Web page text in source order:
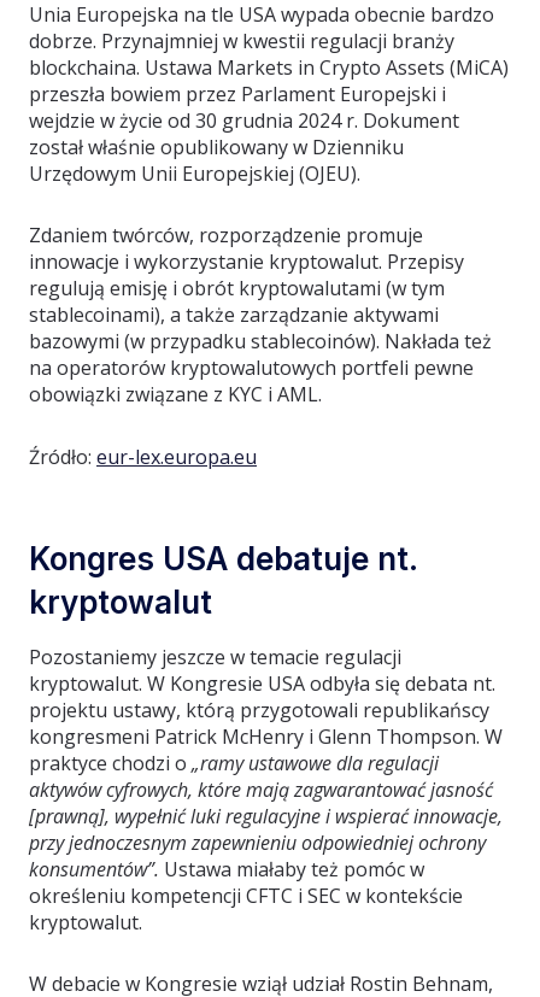
Unia Europejska na tle USA wypada obecnie bardzo
dobrze. Przynajmniej w kwestii regulacji branży
blockchaina. Ustawa Markets in Crypto Assets (MiCA)
przeszła bowiem przez Parlament Europejski i
wejdzie w życie od 30 grudnia 2024 r. Dokument
został właśnie opublikowany w Dzienniku
Urzędowym Unii Europejskiej (OJEU).
Zdaniem twórców, rozporządzenie promuje
innowacje i wykorzystanie kryptowalut. Przepisy
regulują emisję i obrót kryptowalutami (w tym
stablecoinami), a także zarządzanie aktywami
bazowymi (w przypadku stablecoinów). Nakłada też
na operatorów kryptowalutowych portfeli pewne
obowiązki związane z KYC i AML.
Źródło: eur-lex.europa.eu
Kongres USA debatuje nt.
kryptowalut
Pozostaniemy jeszcze w temacie regulacji
kryptowalut. W Kongresie USA odbyła się debata nt.
projektu ustawy, którą przygotowali republikańscy
kongresmeni Patrick McHenry i Glenn Thompson. W
praktyce chodzi o „ramy ustawowe dla regulacji
aktywów cyfrowych, które mają zagwarantować jasność
[prawną], wypełnić luki regulacyjne i wspierać innowacje,
przy jednoczesnym zapewnieniu odpowiedniej ochrony
konsumentów”. Ustawa miałaby też pomóc w
określeniu kompetencji CFTC i SEC w kontekście
kryptowalut.
W debacie w Kongresie wziął udział Rostin Behnam,